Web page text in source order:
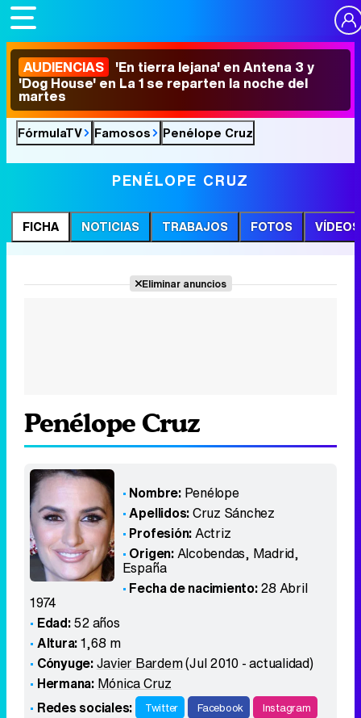
AUDIENCIAS 'En tierra lejana' en Antena 3 y
'Dog House' en La 1 se reparten la noche del
martes
FórmulaTV Famosos Penélope Cruz
PENÉLOPE CRUZ
FICHA NOTICIAS TRABAJOS FOTOS VÍDEOS
Eliminar anuncios
Penélope Cruz
Nombre: Penélope
Apellidos:Cruz Sánchez
Profesión:Actriz
Origen:Alcobendas, Madrid,
España
Fecha de nacimiento:28 Abril
1974
Edad:52 años
Altura:1,68 m
Cónyuge:Javier Bardem(Jul 2010 - actualidad)
Hermana: Mónica Cruz
Redes sociales:
Twitter Facebook Instagram